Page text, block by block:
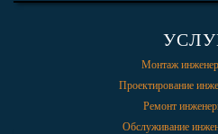
Монтаж
Проектирование
Ремонт
Обслуживание